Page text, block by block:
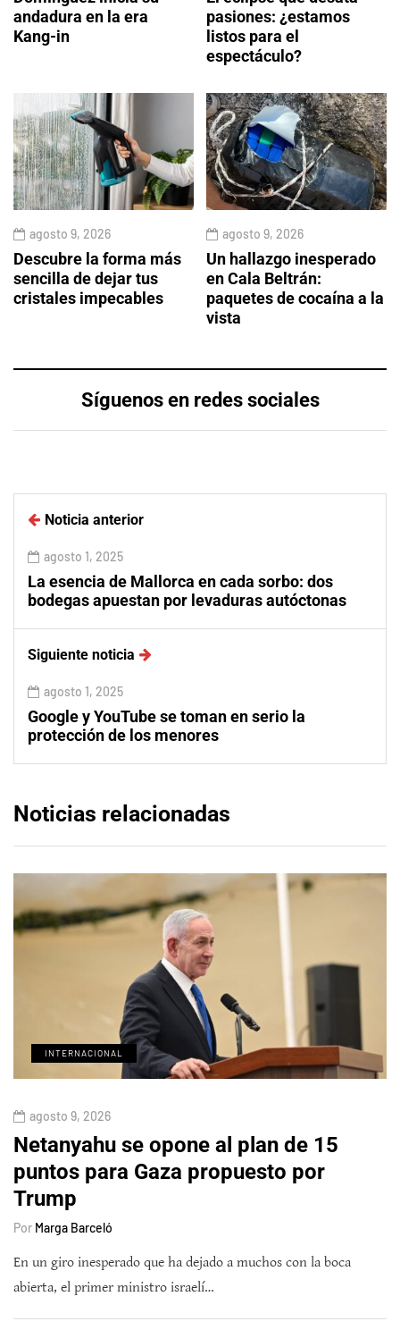
andadura en la era
Kang-in
pasiones: ¿estamos
listos para el
espectáculo?
agosto 9, 2026
Descubre la forma más
sencilla de dejar tus
cristales impecables
agosto 9, 2026
Un hallazgo inesperado
en Cala Beltrán:
paquetes de cocaína a la
vista
Síguenos en redes sociales
Noticia anterior
agosto 1, 2025
La esencia de Mallorca en cada sorbo: dos
bodegas apuestan por levaduras autóctonas
Siguiente noticia
agosto 1, 2025
Google y YouTube se toman en serio la
protección de los menores
Noticias relacionadas
INTERNACIONAL
agosto 9, 2026
Netanyahu se opone al plan de 15
puntos para Gaza propuesto por
Trump
Por Marga Barceló
En un giro inesperado que ha dejado a muchos con la boca
abierta, el primer ministro israelí…